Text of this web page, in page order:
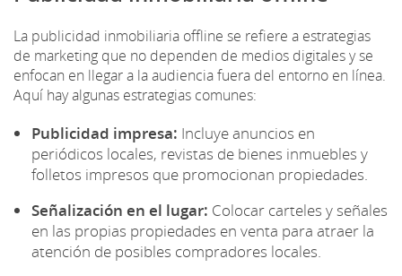
La publicidad inmobiliaria offline se refiere a estrategias
de marketing que no dependen de medios digitales y se
enfocan en llegar a la audiencia fuera del entorno en línea.
Aquí hay algunas estrategias comunes:
Publicidad impresa: Incluye anuncios en
periódicos locales, revistas de bienes inmuebles y
folletos impresos que promocionan propiedades.
Señalización en el lugar: Colocar carteles y señales
en las propias propiedades en venta para atraer la
atención de posibles compradores locales.